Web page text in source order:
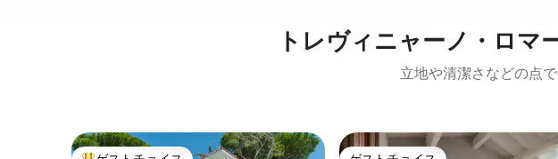
トレヴィニャーノ・ロマ
立地や清潔さなどの点